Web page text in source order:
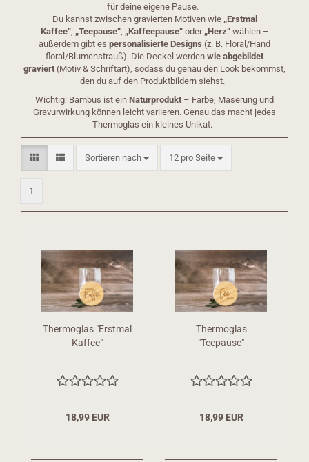
für deine eigene Pause.
Du kannst zwischen gravierten Motiven wie „Erstmal
Kaffee“, „Teepause“, „Kaffeepause“oder „Herz“wählen –
außerdem gibt es personalisierte Designs (z. B. Floral/Hand
floral/Blumenstrauß). Die Deckel werden wie abgebildet
graviert (Motiv & Schriftart), sodass du genau den Look bekommst,
den du auf den Produktbildern siehst.
Wichtig: Bambus ist ein Naturprodukt – Farbe, Maserung und
Gravurwirkung können leicht variieren. Genau das macht jedes
Thermoglas ein kleines Unikat.
Sortieren nach
Sortieren nach 12 pro Seite
pro Seite
1
Thermoglas "Erstmal
Kaffee"
18,99 EUR
Thermoglas
"Teepause"
18,99 EUR